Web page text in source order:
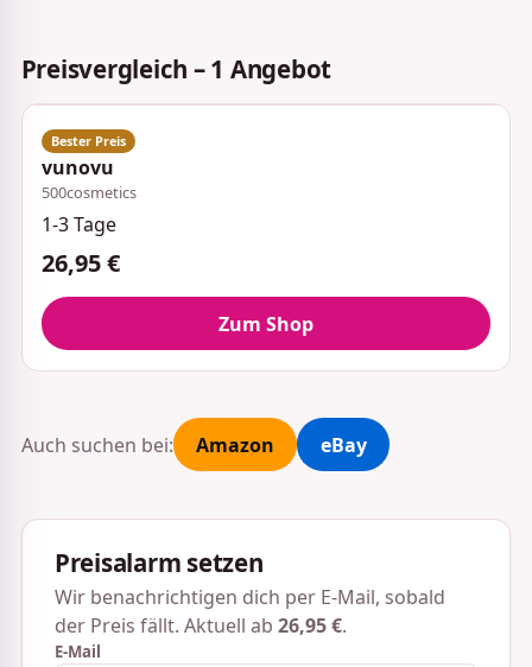
Preisvergleich – 1 Angebot
vunovu
500cosmetics
1-3 Tage
26,95 €
Zum Shop
Auch suchen bei: Amazon eBay
Preisalarm setzen
Wir benachrichtigen dich per E-Mail, sobald
der Preis fällt. Aktuell ab 26,95 €.
E-Mail